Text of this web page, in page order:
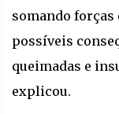
somando
possíveis
queimadas e
explicou.